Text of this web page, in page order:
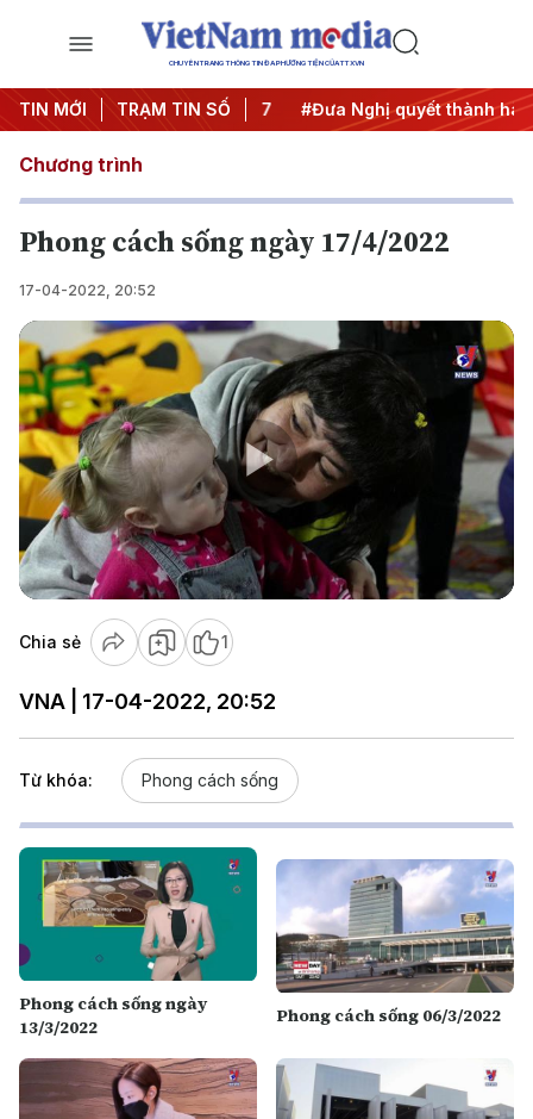
CHUYÊN TRANG THÔNG TIN ĐA PHƯƠNG TIỆN CỦA TTXVN
TIN MỚI TRẠM TIN SỐ
Trung ương 3 #APEC 2027 #Đưa Nghị quyết thành hành
Chương trình
Phong cách sống ngày 17/4/2022
17-04-2022, 20:52
Play
Video
Chia sẻ 1
VNA | 17-04-2022, 20:52
Từ khóa: Phong cách sống
Phong cách sống ngày
13/3/2022
Phong cách sống 06/3/2022